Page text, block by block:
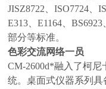
JISZ8722、ISO7724、
E313、E1164、
部分等标准。
色彩交流网络一员
CM-2600d*融入了柯
统。桌面式仪器系列